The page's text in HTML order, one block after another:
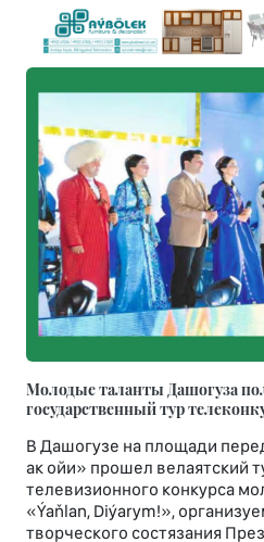
Молодые таланты Дашогуза
государственный тур
В Дашогузе на площади
ак ойи» прошел велаятский
телевизионного конкурса
«Ýaňlan, Diýarym!»,
творческого состязания